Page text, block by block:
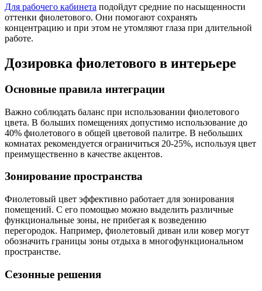
Для рабочего кабинета подойдут средние по насыщенности
оттенки фиолетового. Они помогают сохранять
концентрацию и при этом не утомляют глаза при длительной
работе.
Дозировка фиолетового в интерьере
Основные правила интеграции
Важно соблюдать баланс при использовании фиолетового
цвета. В больших помещениях допустимо использование до
40% фиолетового в общей цветовой палитре. В небольших
комнатах рекомендуется ограничиться 20-25%, используя цвет
преимущественно в качестве акцентов.
Зонирование пространства
Фиолетовый цвет эффективно работает для зонирования
помещений. С его помощью можно выделить различные
функциональные зоны, не прибегая к возведению
перегородок. Например, фиолетовый диван или ковер могут
обозначить границы зоны отдыха в многофункциональном
пространстве.
Сезонные решения